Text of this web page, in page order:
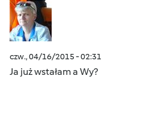
czw., 04/16/2015 - 02:31
Ja już wstałam a Wy?